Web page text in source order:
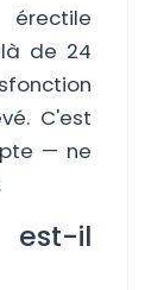
de 24
C'est
— ne
il